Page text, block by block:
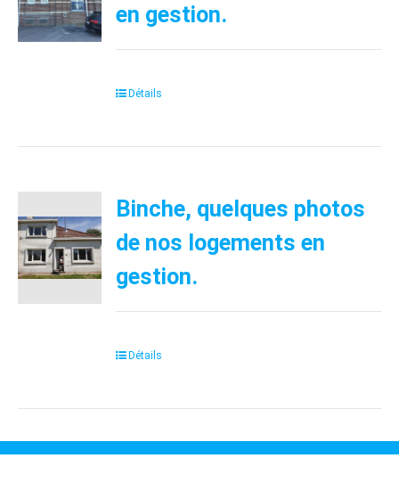
en gestion.
Détails
Binche, quelques photos
de nos logements en
gestion.
Détails